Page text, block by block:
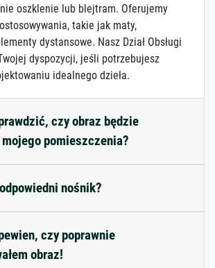
oszklenie lub blejtram. Oferujemy
takie jak maty,
dystansowe. Nasz Dział Obsługi
dyspozycji, jeśli potrzebujesz
idealnego dzieła.
czy obraz będzie
pomieszczenia?
nośnik?
czy poprawnie
obraz!